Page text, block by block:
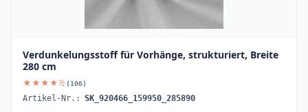
Verdunkelungsstoff für Vorhänge, strukturiert, Breite
280 cm
★★★★½ (106)
Artikel-Nr.: SK_920466_159950_285890